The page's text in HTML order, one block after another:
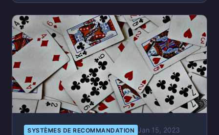
SYSTÈMES DE RECOMMANDATION Jan 15, 2023